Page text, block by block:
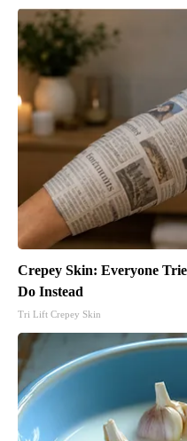
Crepey Skin: Everyone
Do Instead
Tri Lift Crepey Skin